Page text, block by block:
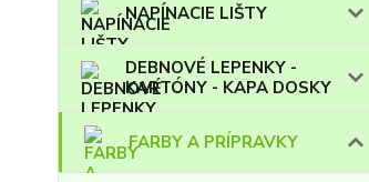
NAPÍNACIE LIŠTY
DEBNOVÉ LEPENKY -
KARTÓNY - KAPA DOSKY
FARBY A PRÍPRAVKY